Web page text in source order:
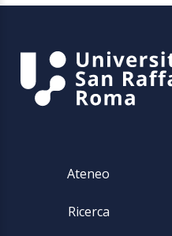
Ateneo
Ricerca